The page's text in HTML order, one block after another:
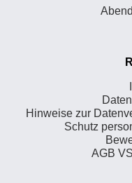
Hinweise zur
Schutz
AGB